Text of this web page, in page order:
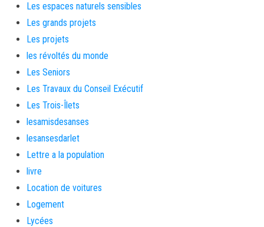
Les espaces naturels sensibles
Les grands projets
Les projets
les révoltés du monde
Les Seniors
Les Travaux du Conseil Exécutif
Les Trois-Îlets
lesamisdesanses
lesansesdarlet
Lettre a la population
livre
Location de voitures
Logement
Lycées